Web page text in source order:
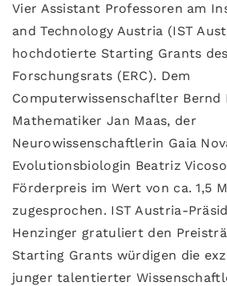
Vier Assistant Professoren am
and Technology Austria (IST
hochdotierte Starting Grants
Forschungsrats (ERC). Dem
Computerwissenschaflter Bernd
Mathematiker Jan Maas, der
Neurowissenschaftlerin Gaia
Evolutionsbiologin Beatriz
Förderpreis im Wert von ca. 1,5
zugesprochen. IST Austria-
Henzinger gratuliert den
Starting Grants würdigen die
junger talentierter